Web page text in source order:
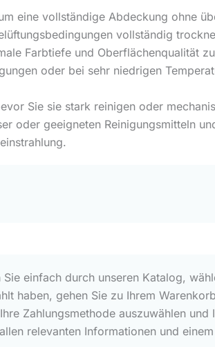
eine vollständige Abdeckung ohne
vollständig
Farbtiefe und Oberflächenqualität
oder bei sehr niedrigen
Sie sie stark reinigen oder
oder geeigneten Reinigungsmitteln
einfach durch unseren Katalog,
haben, gehen Sie zu Ihrem
Zahlungsmethode auszuwählen
relevanten Informationen und